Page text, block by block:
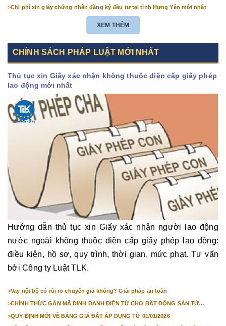
>Chi phí xin giấy chứng nhận đăng ký đầu tư tại tỉnh Hưng Yên mới nhất
XEM THÊM
CHÍNH SÁCH PHÁP LUẬT MỚI NHẤT
Thủ tục xin Giấy xác nhận không thuộc diện cấp giấy phép
lao động mới nhất
Hướng dẫn thủ tục xin Giấy xác nhận người lao động
nước ngoài không thuộc diện cấp giấy phép lao động:
điều kiện, hồ sơ, quy trình, thời gian, mức phạt. Tư vấn
bởi Công ty Luật TLK.
>Vay nội bộ có rủi ro chuyển giá không? Giải pháp an toàn
>CHÍNH THỨC GẮN MÃ ĐỊNH DANH ĐIỆN TỬ CHO BẤT ĐỘNG SẢN TỪ
>QUY ĐỊNH MỚI VỀ BẢNG GIÁ ĐẤT ÁP DỤNG TỪ 01/01/2026